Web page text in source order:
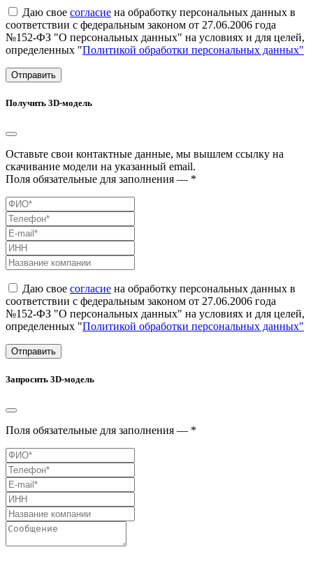
Даю свое согласие на обработку персональных данных в
соответствии с федеральным законом от 27.06.2006 года
№152-ФЗ "О персональных данных" на условиях и для целей,
определенных "Политикой обработки персональных данных"
Отправить
Получить 3D-модель
Оставьте свои контактные данные, мы вышлем ссылку на
скачивание модели на указанный email.
Поля обязательные для заполнения — *
Даю свое согласие на обработку персональных данных в
соответствии с федеральным законом от 27.06.2006 года
№152-ФЗ "О персональных данных" на условиях и для целей,
определенных "Политикой обработки персональных данных"
Отправить
Запросить 3D-модель
Поля обязательные для заполнения — *